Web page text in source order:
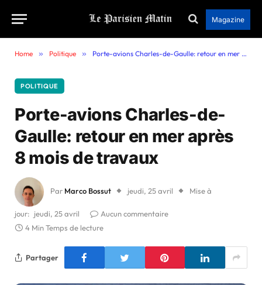
Magazine
Home » Politique » Porte-avions Charles-de-Gaulle: retour en mer après 8 mois de travaux
POLITIQUE
Porte-avions Charles-de-
Gaulle: retour en mer après
8 mois de travaux
Par Marco Bossut jeudi, 25 avril Mise à
jour: jeudi, 25 avril
Aucun commentaire
4 Min Temps de lecture
Partager